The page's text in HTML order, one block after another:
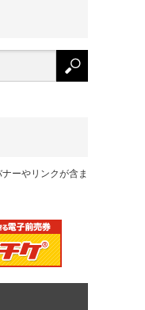
ーやリンクが含ま